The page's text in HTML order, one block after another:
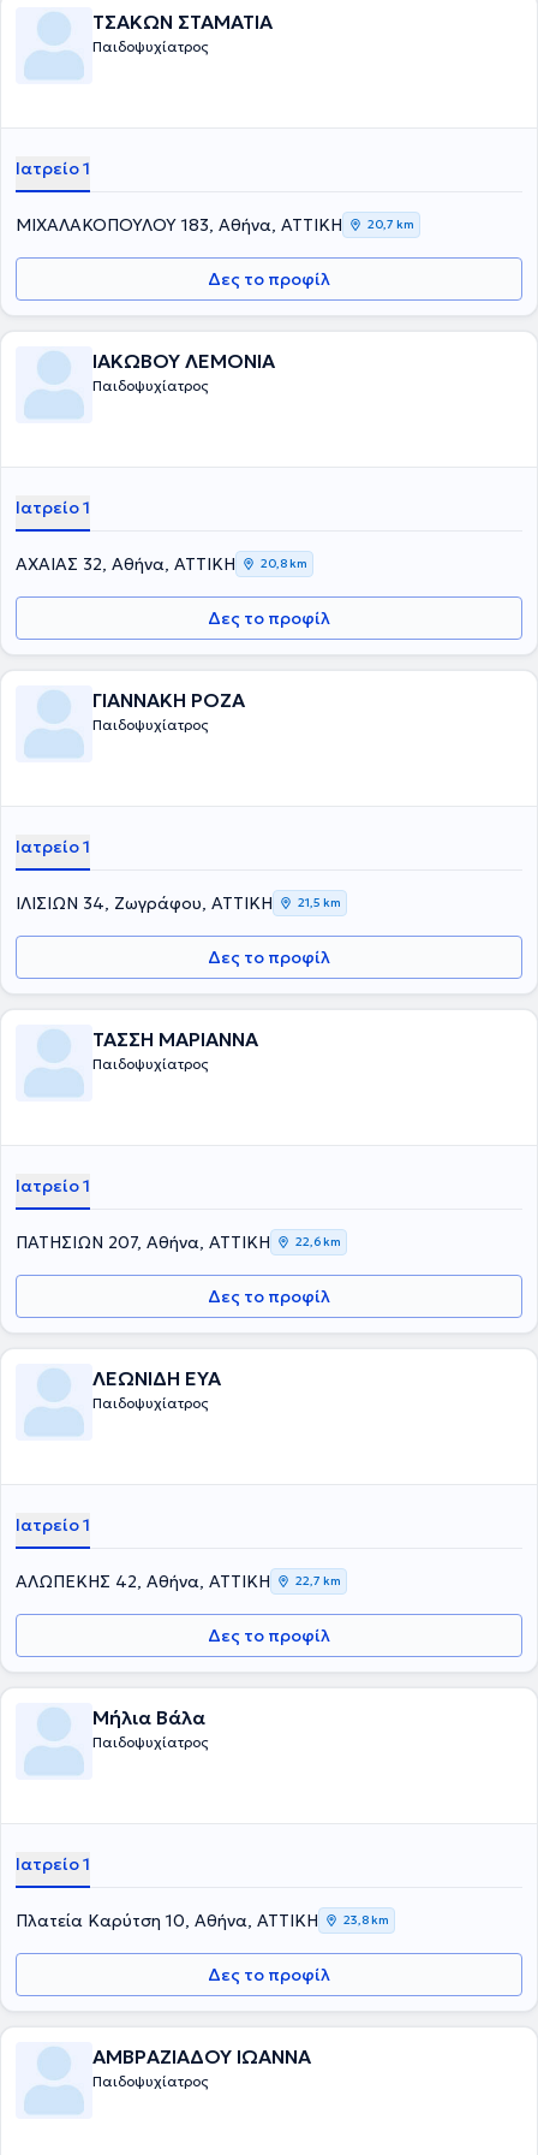
ΤΣΑΚΩΝ ΣΤΑΜΑΤΙΑ
Παιδοψυχίατρος
Ιατρείο 1
ΜΙΧΑΛΑΚΟΠΟΥΛΟΥ 183, Αθήνα, ΑΤΤΙΚΗ 20,7 km
Δες το προφίλ
ΙΑΚΩΒΟΥ ΛΕΜΟΝΙΑ
Παιδοψυχίατρος
Ιατρείο 1
ΑΧΑΙΑΣ 32, Αθήνα, ΑΤΤΙΚΗ 20,8 km
Δες το προφίλ
ΓΙΑΝΝΑΚΗ ΡΟΖΑ
Παιδοψυχίατρος
Ιατρείο 1
ΙΛΙΣΙΩΝ 34, Ζωγράφου, ΑΤΤΙΚΗ 21,5 km
Δες το προφίλ
ΤΑΣΣΗ ΜΑΡΙΑΝΝΑ
Παιδοψυχίατρος
Ιατρείο 1
ΠΑΤΗΣΙΩΝ 207, Αθήνα, ΑΤΤΙΚΗ 22,6 km
Δες το προφίλ
ΛΕΩΝΙΔΗ ΕΥΑ
Παιδοψυχίατρος
Ιατρείο 1
ΑΛΩΠΕΚΗΣ 42, Αθήνα, ΑΤΤΙΚΗ 22,7 km
Δες το προφίλ
Μήλια Βάλα
Παιδοψυχίατρος
Ιατρείο 1
Πλατεία Καρύτση 10, Αθήνα, ΑΤΤΙΚΗ 23,8 km
Δες το προφίλ
ΑΜΒΡΑΖΙΑΔΟΥ ΙΩΑΝΝΑ
Παιδοψυχίατρος